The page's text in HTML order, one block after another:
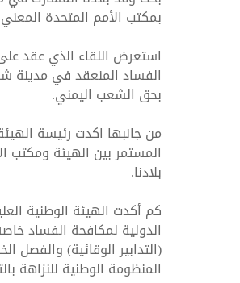
الهيئة
الفساد و
بمكتب الأمم المتحدة
استعرض اللقاء الذي عقد
الفساد المنعقد في مدينة
بحق الشعب اليمني.
من جانبها اكدت رئيسة
المستمر بين الهيئة ومكتب
بلادنا.
كم أكدت الهيئة الوطنية
الدولية لمكافحة الفساد
(التدابير الوقائية)
المنظومة الوطنية للنزاهة